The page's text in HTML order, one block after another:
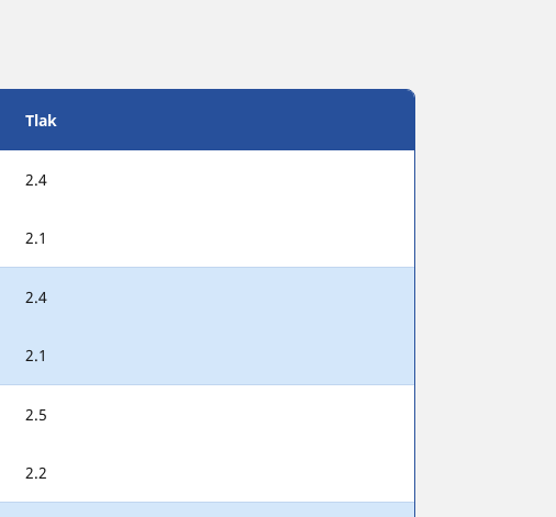
Tlak
2.4
2.1
2.4
2.1
2.5
2.2